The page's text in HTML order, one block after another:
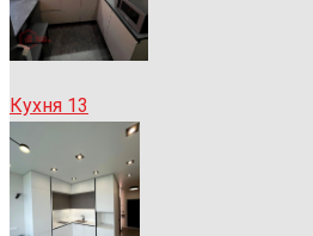
Кухня 13